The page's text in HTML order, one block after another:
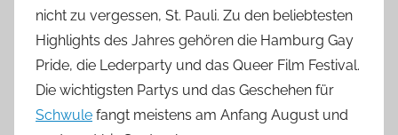
nicht zu vergessen, St. Pauli. Zu den beliebtesten
Highlights des Jahres gehören die Hamburg Gay
Pride, die Lederparty und das Queer Film Festival.
Die wichtigsten Partys und das Geschehen für
Schwule fangt meistens am Anfang August und